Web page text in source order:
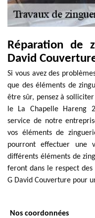
Réparation de
David
Si vous avez des
que des éléments de
être sûr, pensez à
le La Chapelle Hareng
service de notre
vos éléments de
pourront effectuer une
différents éléments de
feront dans le respect des
G David Couverture pour
Nos coordonnées